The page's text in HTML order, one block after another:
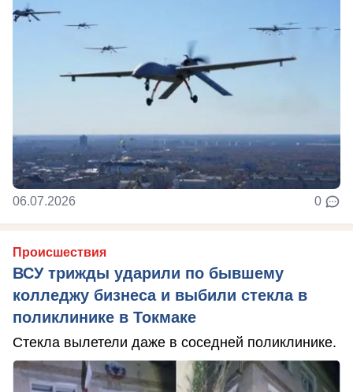
06.07.2026 0
Происшествия
ВСУ трижды ударили по бывшему
колледжу бизнеса и выбили стекла в
поликлинике в Токмаке
Стекла вылетели даже в соседней поликлинике.